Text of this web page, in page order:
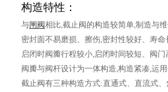
构造特性：
与闸阀相比,截止阀的构造较简单,制造与维
密封面不易磨损、擦伤,密封性较好、寿命
启闭时阀瓣行程较小,启闭时间较短、阀门
阀瓣与阀杆设计为一体构造,构造紧凑,运用
截止阀有三种构造方式:直通式、直流式